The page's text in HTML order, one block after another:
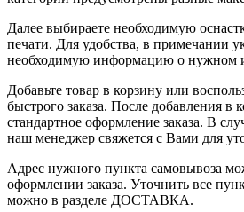
Далее выбираете необходимую
печати. Для удобства, в примечании
необходимую информацию о нужном
Добавьте товар в корзину или
быстрого заказа. После добавления в
стандартное оформление заказа. В
наш менеджер свяжется с Вами для
Адрес нужного пункта самовывоза
оформлении заказа. Уточнить все
можно в разделе ДОСТАВКА.